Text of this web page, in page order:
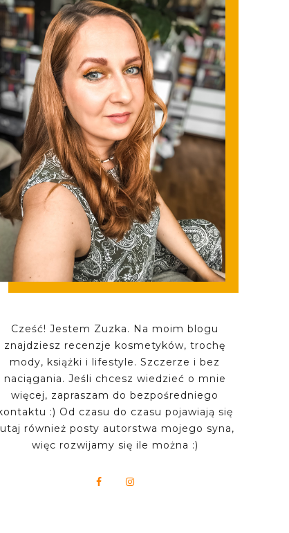
Cześć! Jestem Zuzka. Na moim blogu
znajdziesz recenzje kosmetyków, trochę
mody, książki i lifestyle. Szczerze i bez
naciągania. Jeśli chcesz wiedzieć o mnie
więcej, zapraszam do bezpośredniego
:) Od czasu do czasu pojawiają się
również posty autorstwa mojego syna,
więc rozwijamy się ile można :)